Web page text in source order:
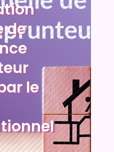
de
le